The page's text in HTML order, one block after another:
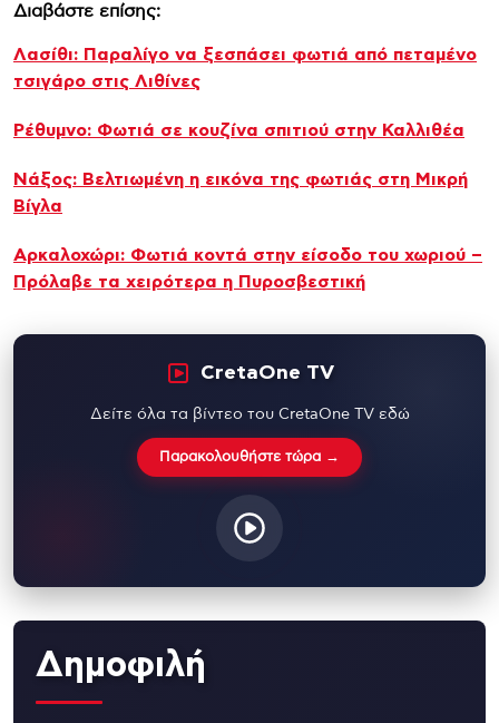
Διαβάστε επίσης:
Λασίθι: Παραλίγο να ξεσπάσει φωτιά από πεταμένο
τσιγάρο στις Λιθίνες
Ρέθυμνο: Φωτιά σε κουζίνα σπιτιού στην Καλλιθέα
Νάξος: Βελτιωμένη η εικόνα της φωτιάς στη Μικρή
Βίγλα
Αρκαλοχώρι: Φωτιά κοντά στην είσοδο του χωριού –
Πρόλαβε τα χειρότερα η Πυροσβεστική
CretaOne TV
Δείτε όλα τα βίντεο του CretaOne TV εδώ
Παρακολουθήστε τώρα →
Δημοφιλή